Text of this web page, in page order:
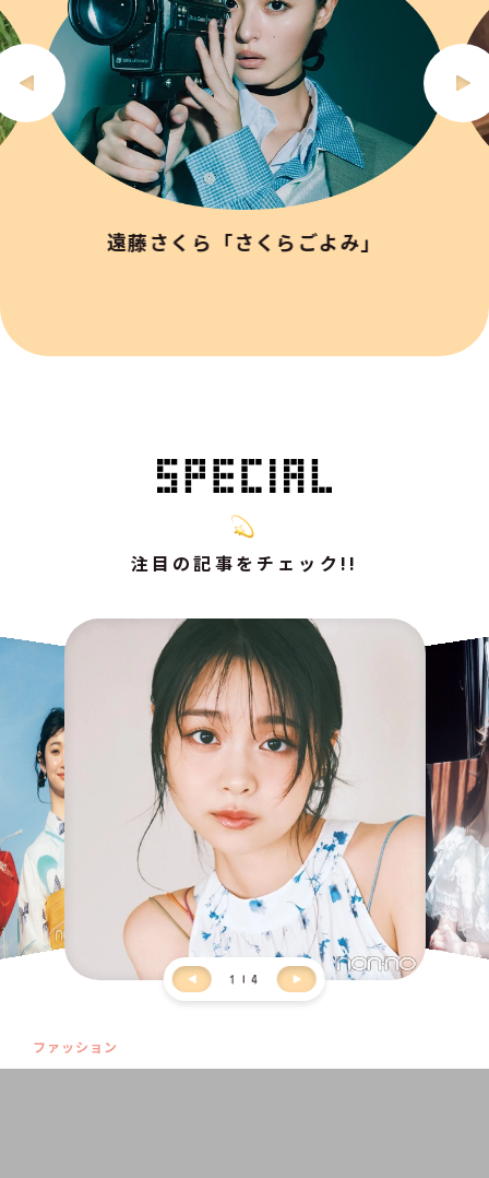
遠藤さくら「さくらごよみ」
注目の記事をチェック!!
1 4
ファッション
【アメスリのインナー問題】あえて見せるか見せないか